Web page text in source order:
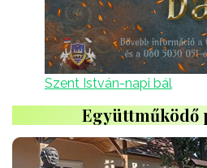
Szent István-napi bál
Együttműködő